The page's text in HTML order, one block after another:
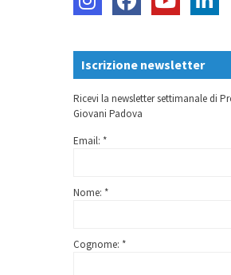
Iscrizione newsletter
Ricevi la newsletter settimanale di
Giovani Padova
Email: *
Nome: *
Cognome: *